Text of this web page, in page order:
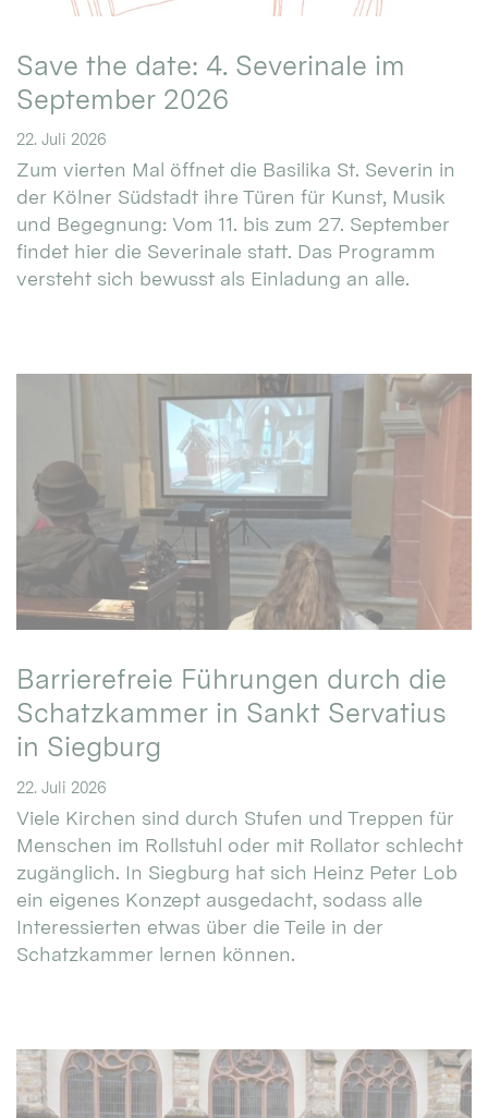
Save the date: 4. Severinale im
September 2026
22. Juli 2026
Zum vierten Mal öffnet die Basilika St. Severin in
der Kölner Südstadt ihre Türen für Kunst, Musik
und Begegnung: Vom 11. bis zum 27. September
findet hier die Severinale statt. Das Programm
versteht sich bewusst als Einladung an alle.
Barrierefreie Führungen durch die
Schatzkammer in Sankt Servatius
in Siegburg
22. Juli 2026
Viele Kirchen sind durch Stufen und Treppen für
Menschen im Rollstuhl oder mit Rollator schlecht
zugänglich. In Siegburg hat sich Heinz Peter Lob
ein eigenes Konzept ausgedacht, sodass alle
Interessierten etwas über die Teile in der
Schatzkammer lernen können.